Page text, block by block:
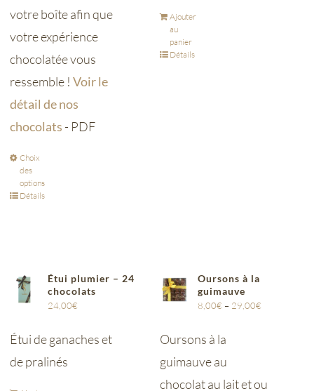
votre boîte afin que
votre expérience
chocolatée vous
ressemble !Voir le
détail de nos
chocolats - PDF
Choix
des
options
Détails
Ajouter
au
panier
Détails
Étui plumier – 24
chocolats
24,00€
Étui de ganaches et
de pralinés
Oursons à la
guimauve
8,00€ – 29,00€
Oursons à la
guimauve au
chocolat au lait et ou